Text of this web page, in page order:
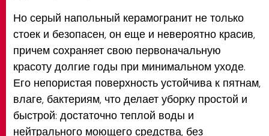
Но серый напольный керамогранит не только
стоек и безопасен, он еще и невероятно красив,
причем сохраняет свою первоначальную
красоту долгие годы при минимальном уходе.
Его непористая поверхность устойчива к пятнам,
влаге, бактериям, что делает уборку простой и
быстрой: достаточно теплой воды и
нейтрального моющего средства, без